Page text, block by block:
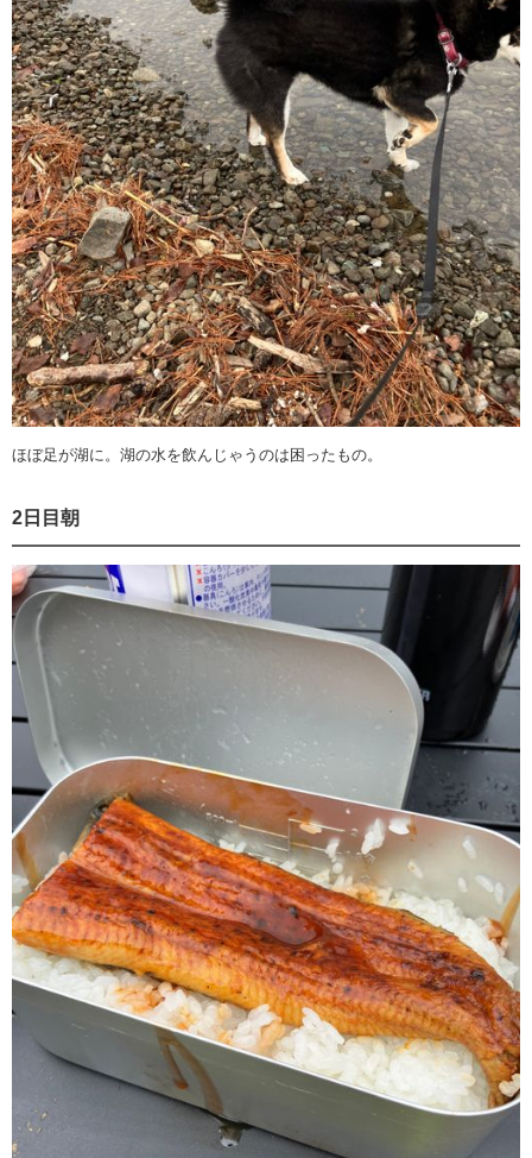
ほぼ足が湖に。湖の水を飲んじゃうのは困ったもの。
2日目朝